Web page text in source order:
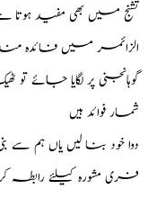
تشنج میں بھی مفید ہوتا
الزائمر میں فائدہ مند
گوہانجنی پر لگایا
شمار فوائد ہیں
دوا خود بنا لیں یاں ہم سے
فری مشورہ کیلئے رابطہ